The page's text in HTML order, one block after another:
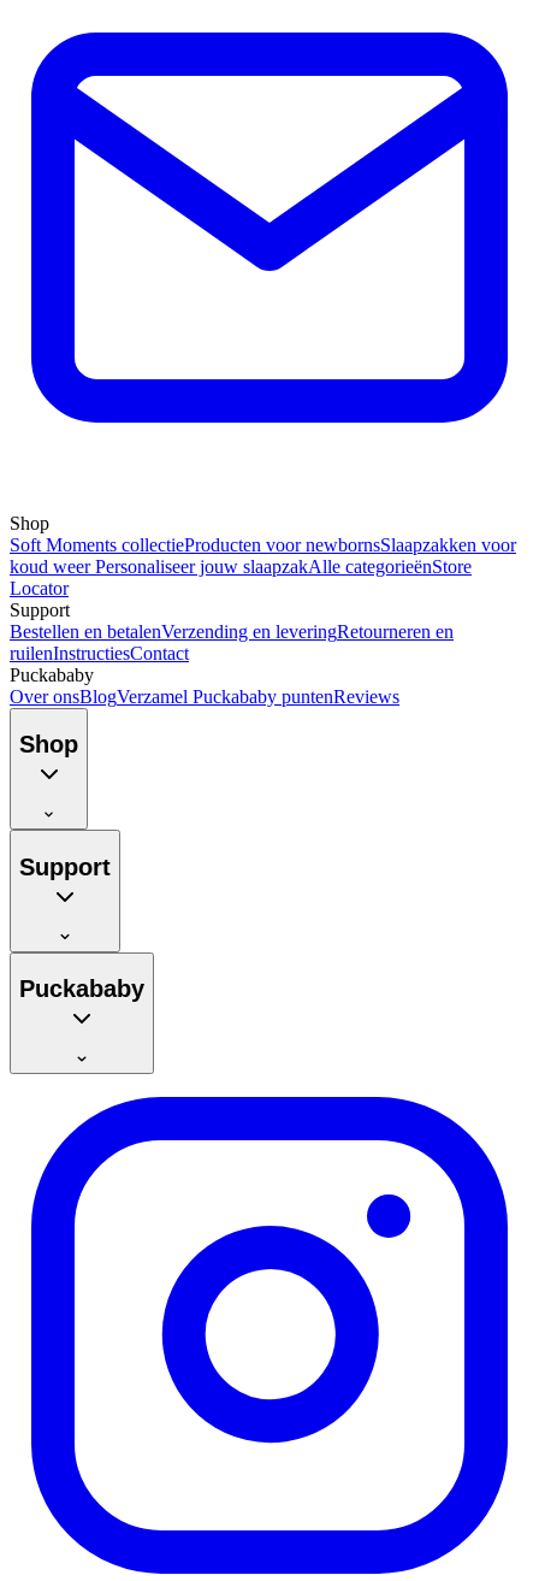
Shop
Soft Moments collectieProducten voor newbornsSlaapzakken voor
koud weerPersonaliseer jouw slaapzakAlle categorieënStore
Locator
Support
Bestellen en betalenVerzending en leveringRetourneren en
ruilenInstructiesContact
Puckababy
Over onsBlogVerzamel Puckababy puntenReviews
Shop
Support
Puckababy